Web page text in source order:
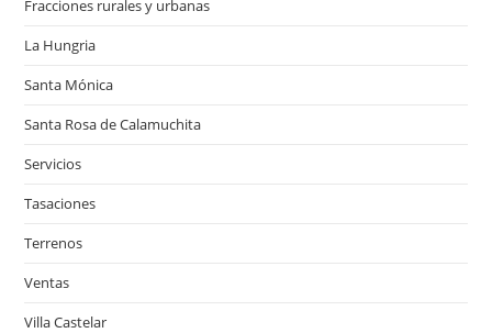
Fracciones rurales y urbanas
La Hungria
Santa Mónica
Santa Rosa de Calamuchita
Servicios
Tasaciones
Terrenos
Ventas
Villa Castelar